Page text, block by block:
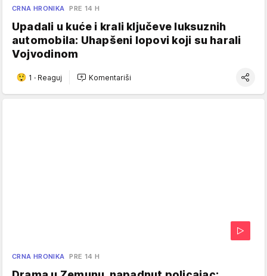
CRNA HRONIKA PRE 14 H
Upadali u kuće i krali ključeve luksuznih
automobila: Uhapšeni lopovi koji su harali
Vojvodinom
1 · Reaguj Komentariši
CRNA HRONIKA PRE 14 H